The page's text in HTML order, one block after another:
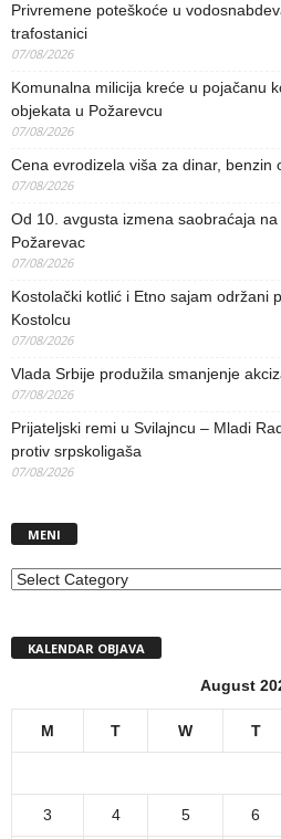
Privremene poteškoće u
trafostanici
07/08/2026
Komunalna milicija kreće u pojačanu
objekata u Požarevcu
07/08/2026
Cena evrodizela viša za dinar, benzin
07/08/2026
Od 10. avgusta izmena saobraćaja
Požarevac
07/08/2026
Kostolački kotlić i Etno sajam održani
Kostolcu
07/08/2026
Vlada Srbije produžila smanjenje
07/08/2026
Prijateljski remi u Svilajncu – Mladi
protiv srpskoligaša
07/08/2026
MENI
MENI
KALENDAR OBJAVA
August
M T W T
3 4 5 6